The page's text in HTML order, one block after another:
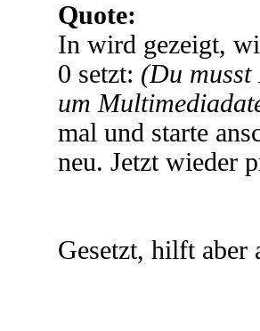
Quote:
In wird gezeigt,
0 setzt: (Du
um
mal und starte
neu. Jetzt wieder
Gesetzt, hilft aber